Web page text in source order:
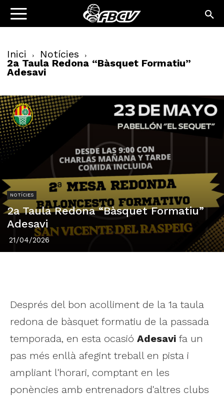
Inici Notícies
2a Taula Redona “Bàsquet Formatiu”
Adesavi
NOTÍCIES
2a Taula Redona “Bàsquet Formatiu”
Adesavi
21/04/2026
Després del bon acolliment de la 1a taula
redona de bàsquet formatiu de la passada
temporada, en esta ocasió Adesavi fa un
pas més enllà afegint treball en pista i
ampliant l'horari, comptant en les
ponències amb entrenadors d'altres clubs